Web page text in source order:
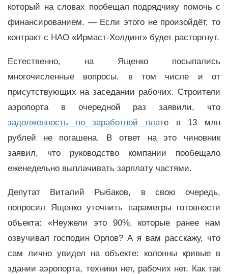
который на словах пообещал подрядчику помочь с
финансированием. —Если этого не произойдёт, то
контракт с НАО «Ирмаст-Холдинг» будет расторгнут.
Естественно, на Ященко посыпались
многочисленные вопросы, в том числе и от
присутствующих на заседании рабочих. Строители
аэропорта в очередной раз заявили, что
задолженность по заработной плате в 13 млн
рублей не погашена. В ответ на это чиновник
заявил, что руководство компании пообещало
еженедельно выплачивать зарплату частями.
Депутат Виталий Рыбаков, в свою очередь,
попросил Ященко уточнить параметры готовности
объекта: «Неужели это 90%, которые ранее нам
озвучивал господин Орлов? А я вам расскажу, что
сам лично увидел на объекте: колонны кривые в
здании аэропорта, техники нет, рабочих нет. Как так